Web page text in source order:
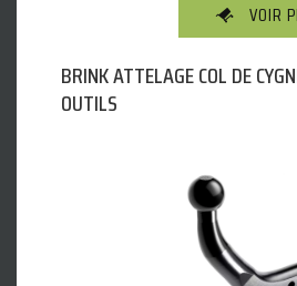
VOIR
BRINK ATTELAGE COL DE
OUTILS